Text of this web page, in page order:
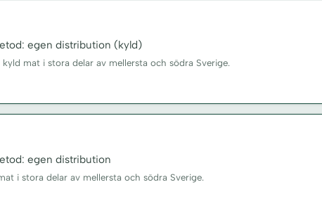
egen distribution (kyld)
mat i stora delar av mellersta och södra Sverige.
egen distribution
i stora delar av mellersta och södra Sverige.